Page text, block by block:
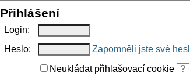
Přihlášení
Login:
Heslo:
Zapomněli jste své
Neukládat přihlašovací cookie
?